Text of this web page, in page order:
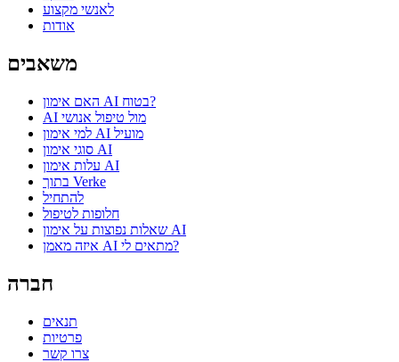
לאנשי מקצוע
אודות
משאבים
האם אימון AI בטוח?
AI מול טיפול אנושי
למי אימון AI מועיל
סוגי אימון AI
עלות אימון AI
בתוך Verke
להתחיל
חלופות לטיפול
שאלות נפוצות על אימון AI
איזה מאמן AI מתאים לי?
חברה
תנאים
פרטיות
צרו קשר